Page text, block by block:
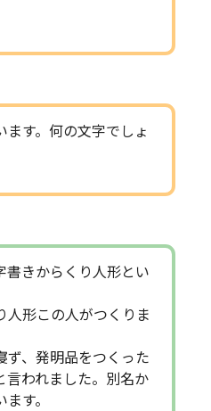
す。何の文字でしょ
書きからくり人形とい
人形この人がつくりま
ず、発明品をつくった
言われました。別名か
す。